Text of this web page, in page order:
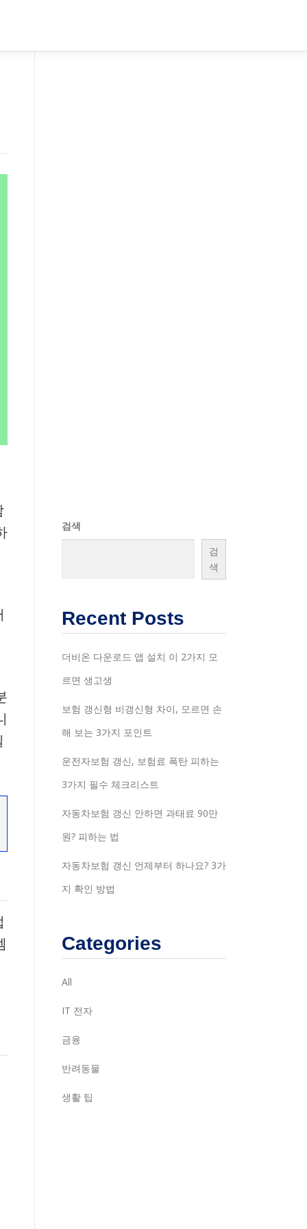
검색
검
색
Recent Posts
더비온 다운로드 앱 설치 이 2가지 모
르면 생고생
보험 갱신형 비갱신형 차이, 모르면 손
해 보는 3가지 포인트
운전자보험 갱신, 보험료 폭탄 피하는
3가지 필수 체크리스트
자동차보험 갱신 안하면 과태료 90만
원? 피하는 법
자동차보험 갱신 언제부터 하나요? 3가
지 확인 방법
Categories
All
IT 전자
금융
반려동물
생활 팁